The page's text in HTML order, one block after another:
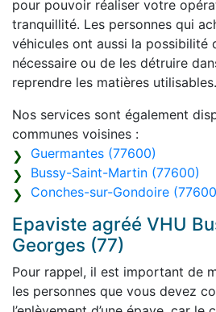
pour pouvoir réaliser votre
tranquillité. Les personnes qui
véhicules ont aussi la possibilité
nécessaire ou de les détruire
reprendre les matières utilisables.
Nos services sont également
communes voisines :
Guermantes (77600)
Bussy-Saint-Martin (77600)
Conches-sur-Gondoire
Epaviste agréé VHU
Georges (77)
Pour rappel, il est important de
les personnes que vous devez